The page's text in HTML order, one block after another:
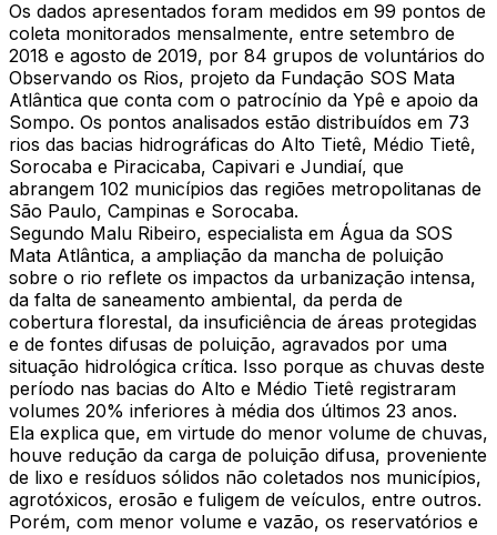
Os dados apresentados foram medidos em 99 pontos de
coleta monitorados mensalmente, entre setembro de
2018 e agosto de 2019, por 84 grupos de voluntários do
Observando os Rios, projeto da Fundação SOS Mata
Atlântica que conta com o patrocínio da Ypê e apoio da
Sompo. Os pontos analisados estão distribuídos em 73
rios das bacias hidrográficas do Alto Tietê, Médio Tietê,
Sorocaba e Piracicaba, Capivari e Jundiaí, que
abrangem 102 municípios das regiões metropolitanas de
São Paulo, Campinas e Sorocaba.
Segundo Malu Ribeiro, especialista em Água da SOS
Mata Atlântica, a ampliação da mancha de poluição
sobre o rio reflete os impactos da urbanização intensa,
da falta de saneamento ambiental, da perda de
cobertura florestal, da insuficiência de áreas protegidas
e de fontes difusas de poluição, agravados por uma
situação hidrológica crítica. Isso porque as chuvas deste
período nas bacias do Alto e Médio Tietê registraram
volumes 20% inferiores à média dos últimos 23 anos.
Ela explica que, em virtude do menor volume de chuvas,
houve redução da carga de poluição difusa, proveniente
de lixo e resíduos sólidos não coletados nos municípios,
agrotóxicos, erosão e fuligem de veículos, entre outros.
Porém, com menor volume e vazão, os reservatórios e